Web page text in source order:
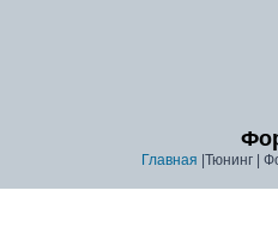
Главная |Тюнинг |